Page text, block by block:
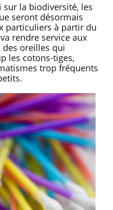
sur la biodiversité, les
seront désormais
particuliers à partir du
rendre service aux
oreilles qui
les cotons-tiges,
trop fréquents